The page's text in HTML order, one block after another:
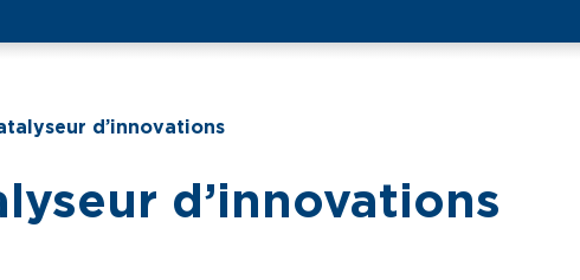
d’innovations
d’innovations